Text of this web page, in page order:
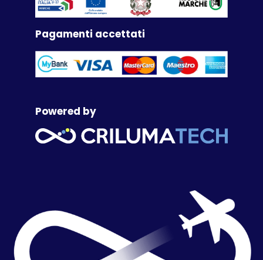
Pagamenti accettati
Powered by